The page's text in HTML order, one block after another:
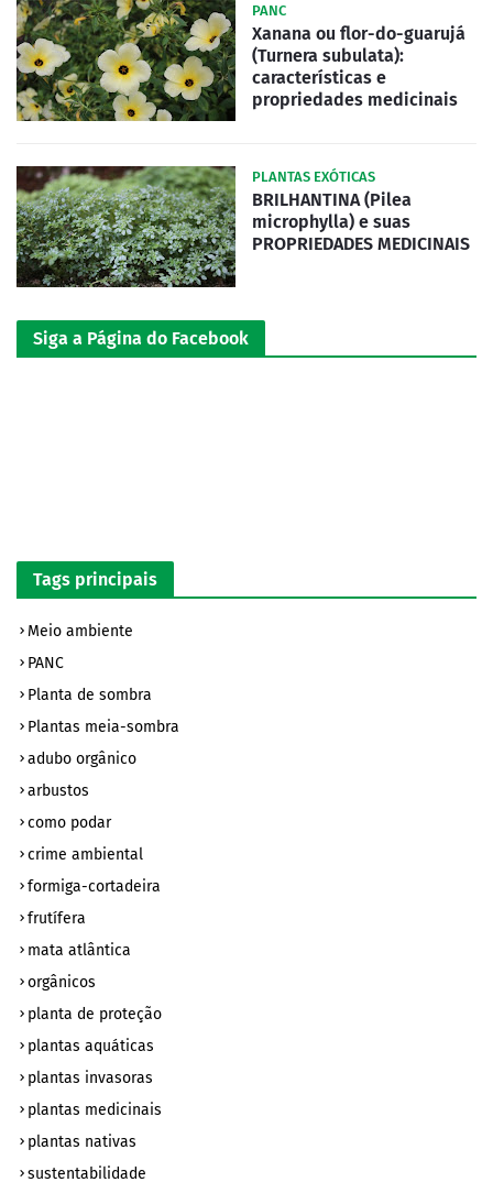
PANC
Xanana ou flor-do-guarujá
(Turnera subulata):
características e
propriedades medicinais
PLANTAS EXÓTICAS
BRILHANTINA (Pilea
microphylla) e suas
PROPRIEDADES MEDICINAIS
Siga a Página do Facebook
Tags principais
Meio ambiente
PANC
Planta de sombra
Plantas meia-sombra
adubo orgânico
arbustos
como podar
crime ambiental
formiga-cortadeira
frutífera
mata atlântica
orgânicos
planta de proteção
plantas aquáticas
plantas invasoras
plantas medicinais
plantas nativas
sustentabilidade